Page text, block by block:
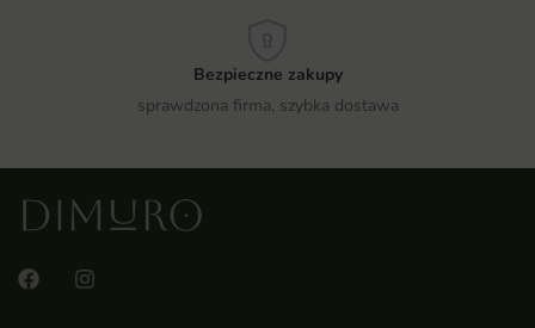
Bezpieczne zakupy
sprawdzona firma, szybka dostawa